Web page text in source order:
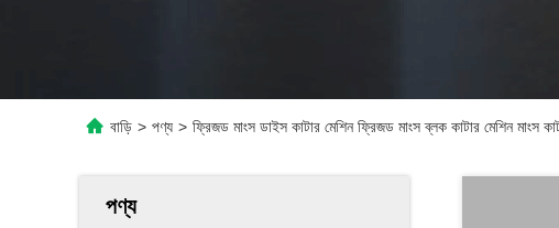
বাড়ি > পণ্য > ফ্রিজড মাংস ডাইস কাটার মেশিন ফ্রিজড মাংস ব্লক কাটার মেশিন মাংস
পণ্য